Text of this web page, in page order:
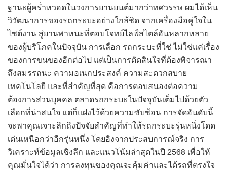
ฐานะผู้คร่ำหวอดในวงการยานยนต์มากว่าทศวรรษ ผมได้เห็น
วิวัฒนาการของรถกระบะอย่างใกล้ชิด จากเครื่องมือคู่ใจใน
ไซต์งาน สู่ยานพาหนะที่ตอบโจทย์ไลฟ์สไตล์อันหลากหลาย
ของผู้บริโภคในปัจจุบัน การเลือก รถกระบะที่ใช่ ไม่ใช่แค่เรื่อง
ของการขนของอีกต่อไป แต่เป็นการตัดสินใจที่ต้องพิจารณา
ถึงสมรรถนะ ความอเนกประสงค์ ความสะดวกสบาย
เทคโนโลยี และที่สำคัญที่สุด คือการตอบสนองต่อความ
ต้องการส่วนบุคคล ตลาดรถกระบะในปัจจุบันเต็มไปด้วยตัว
เลือกที่น่าสนใจ แต่ก็แฝงไว้ด้วยความซับซ้อน การจัดอันดับนี้
จะพาคุณเจาะลึกถึงปัจจัยสำคัญที่ทำให้รถกระบะรุ่นหนึ่งโดด
เด่นเหนือกว่าอีกรุ่นหนึ่ง โดยอิงจากประสบการณ์จริง การ
วิเคราะห์ข้อมูลเชิงลึก และแนวโน้มล่าสุดในปี 2568 เพื่อให้
คุณมั่นใจได้ว่า การลงทุนของคุณจะคุ้มค่าและได้รถที่ตรงใจ